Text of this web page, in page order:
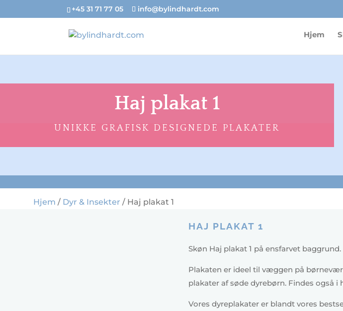
+45 31 71 77 05 info@bylindhardt.com
Hjem
Haj plakat 1
UNIKKE GRAFISK DESIGNEDE PLAKATER
Hjem / Dyr & Insekter / Haj plakat 1
HAJ PLAKAT 1
Skøn Haj plakat 1 på ensfarvet baggrund.
Plakaten er ideel til væggen på
plakater af søde dyrebørn. Findes også
Vores dyreplakater er blandt vores